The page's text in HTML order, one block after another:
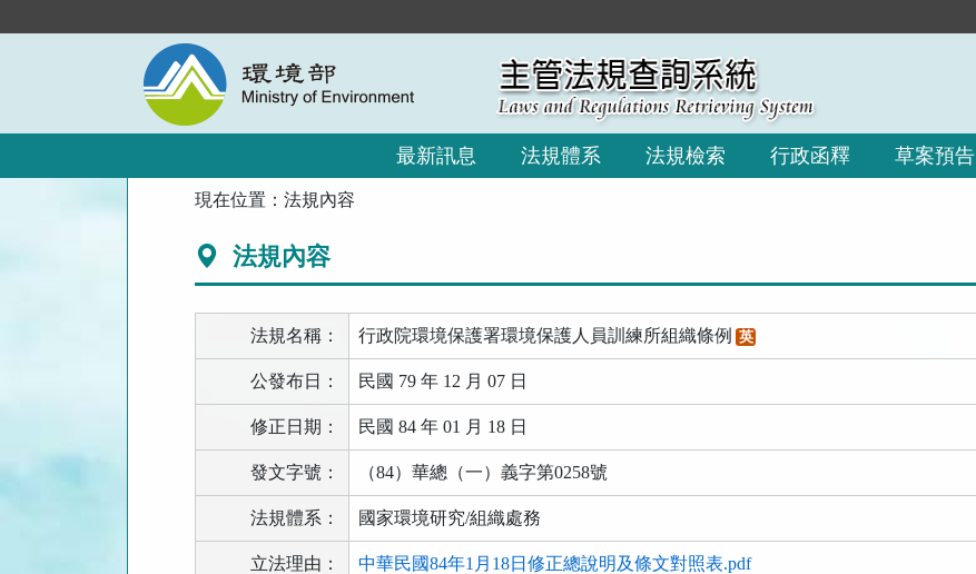
到
最新訊息 法規體系 法規檢索 行政函釋 草案預告
現在位置：法規內容
法規內容
法規名稱： 行政院環境保護署環境保護人員訓練所組織條例 英
公發布日： 民國 79 年 12 月 07 日
修正日期： 民國 84 年 01 月 18 日
發文字號： （84）華總（一）義字第0258號
法規體系： 國家環境研究/組織處務
立法理由：
中華民國84年1月18日修正總說明及條文對照表.pdf